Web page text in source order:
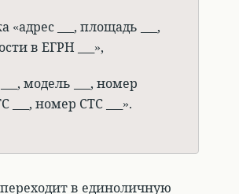
___, площадь ___,
в ЕГРН ___»,
модель ___, номер
___, номер СТС ___».
в единоличную